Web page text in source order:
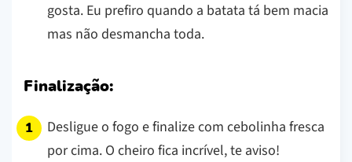
gosta. Eu prefiro quando a batata tá bem macia
mas não desmancha toda.
Finalização:
Desligue o fogo e finalize com cebolinha fresca
por cima. O cheiro fica incrível, te aviso!